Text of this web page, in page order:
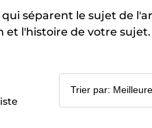
séparent le sujet de
et l'histoire de votre sujet.